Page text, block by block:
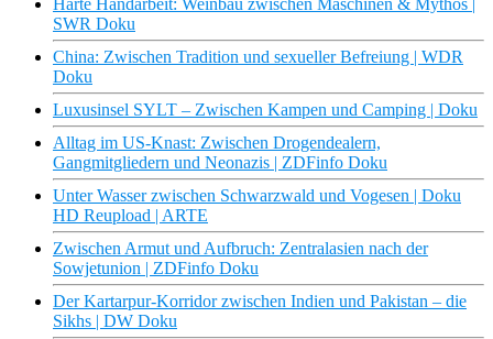
Harte Handarbeit: Weinbau zwischen Maschinen & Mythos |
SWR Doku
China: Zwischen Tradition und sexueller Befreiung | WDR
Doku
Luxusinsel SYLT – Zwischen Kampen und Camping | Doku
Alltag im US-Knast: Zwischen Drogendealern,
Gangmitgliedern und Neonazis | ZDFinfo Doku
Unter Wasser zwischen Schwarzwald und Vogesen | Doku
HD Reupload | ARTE
Zwischen Armut und Aufbruch: Zentralasien nach der
Sowjetunion | ZDFinfo Doku
Der Kartarpur-Korridor zwischen Indien und Pakistan – die
Sikhs | DW Doku